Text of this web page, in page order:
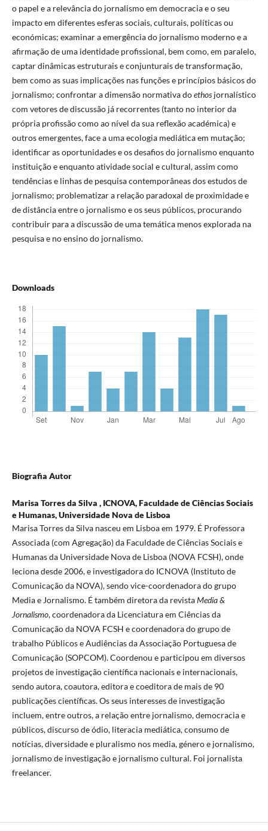
o papel e a relevância do jornalismo em democracia e o seu
impacto em diferentes esferas sociais, culturais, políticas ou
económicas; examinar a emergência do jornalismo moderno e a
afirmação de uma identidade profissional, bem como, em paralelo,
captar dinâmicas estruturais e conjunturais de transformação,
bem como as suas implicações nas funções e princípios básicos do
jornalismo; confrontar a dimensão normativa doethosjornalístico
com vetores de discussão já recorrentes (tanto no interior da
própria profissão como ao nível da sua reflexão académica) e
outros emergentes, face a uma ecologia mediática em mutação;
identificar as oportunidades e os desafios do jornalismo enquanto
instituição e enquanto atividade social e cultural, assim como
tendências e linhas de pesquisa contemporâneas dos estudos de
jornalismo; problematizar a relação paradoxal de proximidade e
de distância entre o jornalismo e os seus públicos, procurando
contribuir para a discussão de uma temática menos explorada na
pesquisa e no ensino do jornalismo.
Downloads
Biografia Autor
Marisa Torres da Silva , ICNOVA, Faculdade de Ciências Sociais
e Humanas, Universidade Nova de Lisboa
Marisa Torres da Silva nasceu em Lisboa em 1979. É Professora
Associada (com Agregação) da Faculdade de Ciências Sociais e
Humanas da Universidade Nova de Lisboa (NOVA FCSH), onde
leciona desde 2006, e investigadora do ICNOVA (Instituto de
Comunicação da NOVA), sendo vice-coordenadora do grupo
Media e Jornalismo. É também diretora da revistaMedia &
Jornalismo, coordenadora da Licenciatura em Ciências da
Comunicação da NOVA FCSH e coordenadora do grupo de
trabalho Públicos e Audiências da Associação Portuguesa de
Comunicação (SOPCOM). Coordenou e participou em diversos
projetos de investigação científica nacionais e internacionais,
sendo autora, coautora, editora e coeditora de mais de 90
publicações científicas. Os seus interesses de investigação
incluem, entre outros, a relação entre jornalismo, democracia e
públicos, discurso de ódio, literacia mediática, consumo de
notícias, diversidade e pluralismo nos media, género e jornalismo,
jornalismo de investigação e jornalismo cultural. Foi jornalista
freelancer.